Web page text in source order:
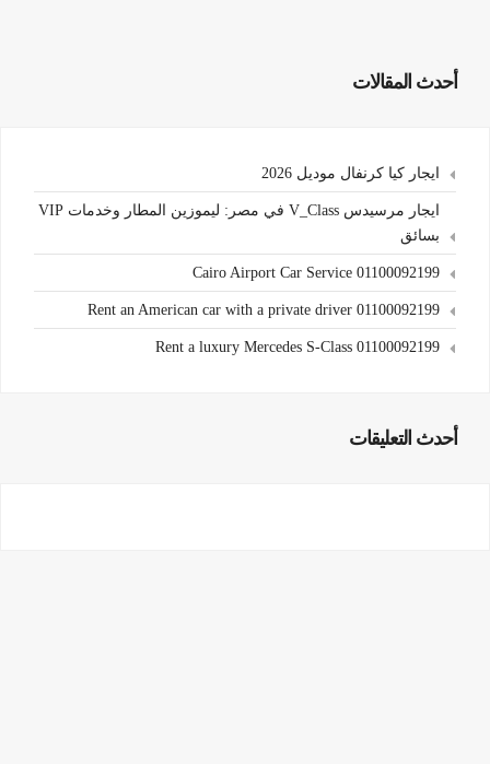
أحدث المقالات
ايجار كيا كرنفال موديل 2026
ايجار مرسيدس V_Class في مصر: ليموزين المطار وخدمات VIP
بسائق
Cairo Airport Car Service 01100092199
Rent an American car with a private driver 01100092199
Rent a luxury Mercedes S-Class 01100092199
أحدث التعليقات